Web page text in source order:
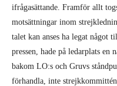
ifrågasättande. Framför allt
motsättningar inom
talet kan anses ha legat något
pressen, hade på ledarplats
bakom LO:s och Gruvs
förhandla, inte